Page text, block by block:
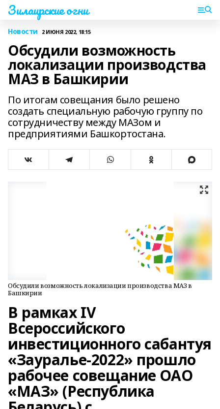
Зилаирские огни
Новости 2 ИЮНЯ 2022, 18:15
Обсудили возможность
локализации производства
МАЗ в Башкирии
По итогам совещания было решено
создать специальную рабочую группу по
сотрудничеству между МАЗом и
предприятиями Башкортостана.
Обсудили возможность локализации производства МАЗ в
Башкирии
В рамках IV
Всероссийского
инвестиционного сабантуя
«Зауралье-2022» прошло
рабочее совещание ОАО
«МАЗ» (Республика